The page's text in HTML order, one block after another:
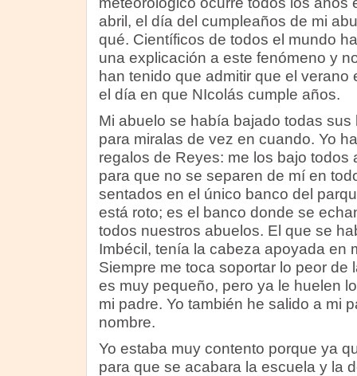
abril, el día del cumpleaños de mi
qué. Científicos de todos el mundo
una explicación a este fenómeno y
han tenido que admitir que el
el día en que NIcolás cumple años.
Mi abuelo se había bajado todas
para miralas de vez en cuando. Yo
regalos de Reyes: me los bajo todos
para que no se separen de mí en
sentados en el único banco del
está roto; es el banco donde se
todos nuestros abuelos. El que se
Imbécil, tenía la cabeza apoyada en
Siempre me toca soportar lo peor de
es muy pequeño, pero ya le huelen
mi padre. Yo también he salido a mi
nombre.
Yo estaba muy contento porque ya
para que se acabara la escuela y la